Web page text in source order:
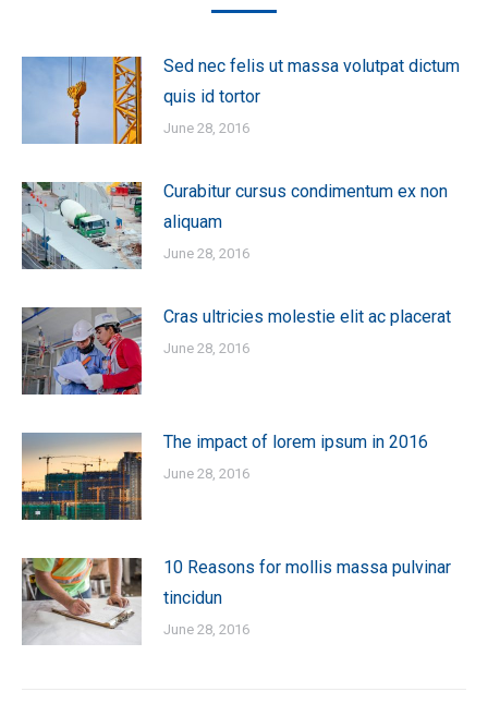
Sed nec felis ut massa volutpat dictum
quis id tortor
June 28, 2016
Curabitur cursus condimentum ex non
aliquam
June 28, 2016
Cras ultricies molestie elit ac placerat
June 28, 2016
The impact of lorem ipsum in 2016
June 28, 2016
10 Reasons for mollis massa pulvinar
tincidun
June 28, 2016